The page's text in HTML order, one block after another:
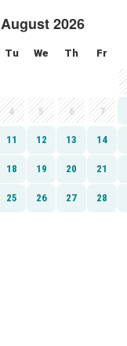
August 2026
Tu We Th Fr
4 5 6 7
11 12 13 14
18 19 20 21
25 26 27 28